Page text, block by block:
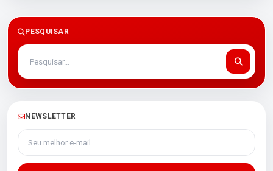
PESQUISAR
NEWSLETTER
Seu melhor e-mail